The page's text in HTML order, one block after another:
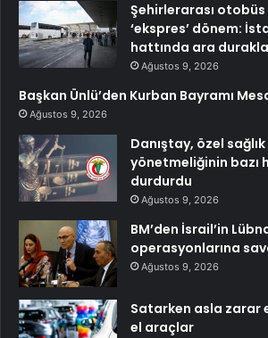
Şehirlerarası
‘ekspres’ dönem:
hattında ara
Ağustos 9, 2026
Başkan Ünlü’den Kurban Bayramı
Ağustos 9, 2026
Danıştay, özel
yönetmeliğinin bazı
durdurdu
Ağustos 9, 2026
BM’den İsrail’in
operasyonlarına
Ağustos 9, 2026
Satarken asla zarar
el araçlar